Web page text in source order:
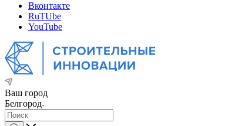
Вконтакте
RuTUbe
YouTube
Ваш город
Белгород